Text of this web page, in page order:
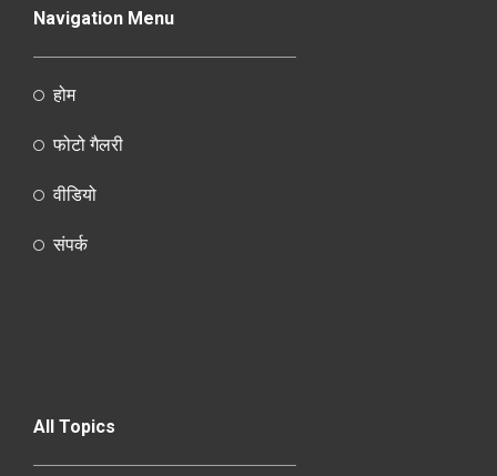
Navigation Menu
होम
फोटो गैलरी
वीडियो
संपर्क
All Topics